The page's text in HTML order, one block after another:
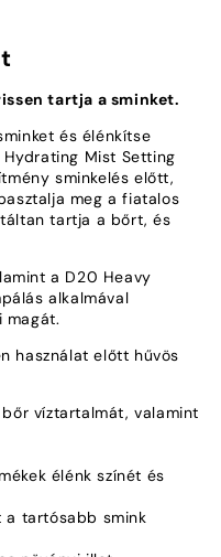
tartja a sminket.
és élénkítse
Mist Setting
sminkelés előtt,
meg a fiatalos
tartja a bőrt, és
a D20 Heavy
alkalmával
magát.
használat előtt hűvös
víztartalmát, valamint
élénk színét és
a tartósabb smink